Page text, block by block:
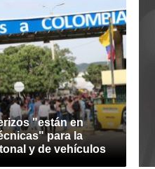
"están en
para la
y de vehículos